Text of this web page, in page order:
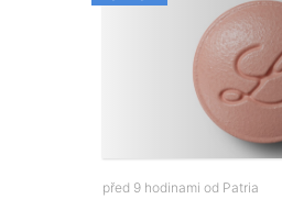
před 9 hodinami od Patria